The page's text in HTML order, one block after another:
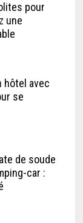
pour
une
hôtel avec
se
de soude
car :